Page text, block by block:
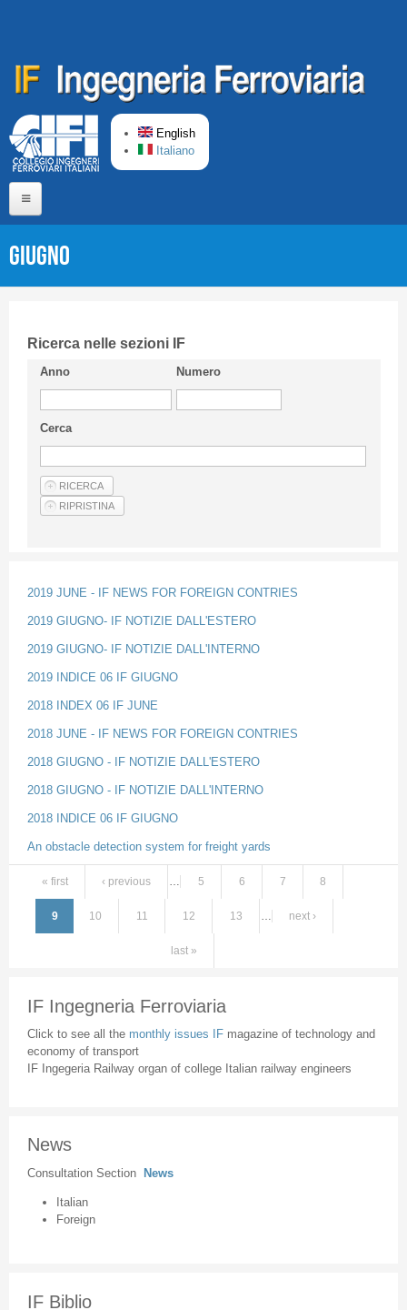
English
Italiano
Short presentation CIFI
Guideline
Privacy & Policy
Articles
Giugno
Ricerca nelle sezioni IF
Anno Numero
Cerca
2019 JUNE - IF NEWS FOR FOREIGN CONTRIES
2019 GIUGNO- IF NOTIZIE DALL'ESTERO
2019 GIUGNO- IF NOTIZIE DALL'INTERNO
2019 INDICE 06 IF GIUGNO
2018 INDEX 06 IF JUNE
2018 JUNE - IF NEWS FOR FOREIGN CONTRIES
2018 GIUGNO - IF NOTIZIE DALL'ESTERO
2018 GIUGNO - IF NOTIZIE DALL'INTERNO
2018 INDICE 06 IF GIUGNO
An obstacle detection system for freight yards
Pages
« first ‹ previous … 5 6 7 8
9 10 11 12 13 … next ›
last »
IF Ingegneria Ferroviaria
Click to see all the monthly issues IF magazine of technology and
economy of transport
IF Ingegeria Railway organ of college Italian railway engineers
News
Consultation Section News
Italian
Foreign
IF Biblio